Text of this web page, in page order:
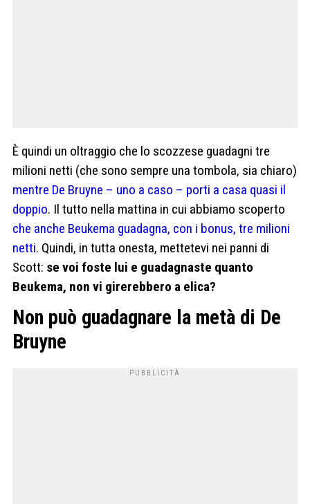
È quindi un oltraggio che lo scozzese guadagni tre
milioni netti (che sono sempre una tombola, sia chiaro)
mentre De Bruyne – uno a caso – porti a casa quasi il
doppio. Il tutto nella mattina in cui abbiamo scoperto
che anche Beukema guadagna, con i bonus, tre milioni
netti. Quindi, in tutta onesta, mettetevi nei panni di
Scott: se voi foste lui e guadagnaste quanto
Beukema, non vi girerebbero a elica?
Non può guadagnare la metà di De
Bruyne